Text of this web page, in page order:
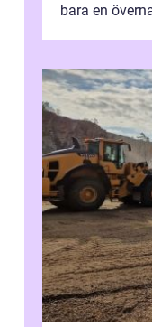
bara en